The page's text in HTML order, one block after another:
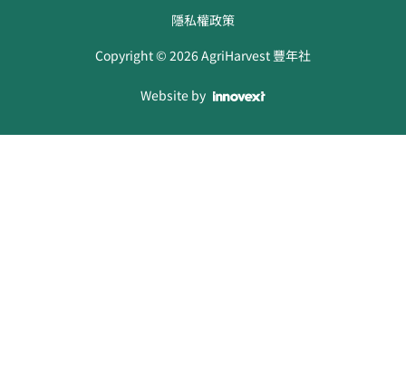
隱私權政策
Copyright ©2026AgriHarvest 豐年社
Website by